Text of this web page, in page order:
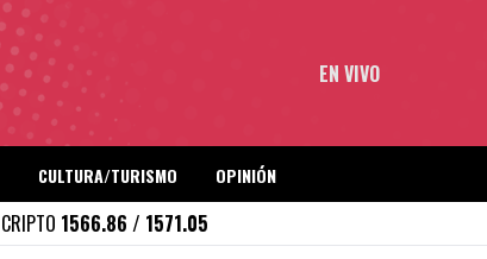
EN VIVO
CULTURA/TURISMO OPINIÓN
CRIPTO 1566.86 / 1571.05